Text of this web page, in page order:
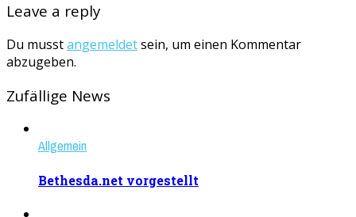
Leave a reply
Du musstangemeldetsein, um einen Kommentar
abzugeben.
Zufällige News
Allgemein
Bethesda.net vorgestellt